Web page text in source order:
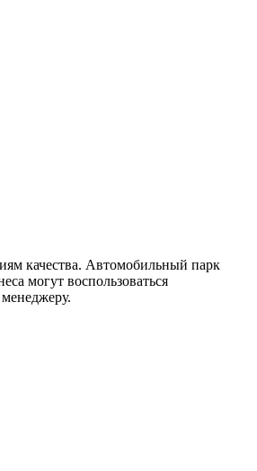
качества. Автомобильный парк
могут воспользоваться